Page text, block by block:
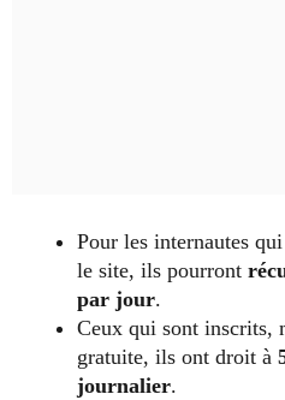
Pour les internautes
le site, ils pourront
par jour.
Ceux qui sont inscrits,
gratuite, ils ont droit à
journalier.